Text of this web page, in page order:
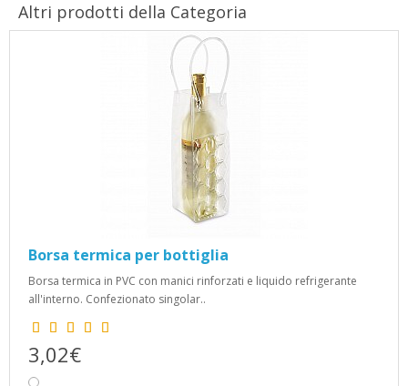
Altri prodotti della Categoria
Borsa termica per bottiglia
Borsa termica in PVC con manici rinforzati e liquido refrigerante
all'interno. Confezionato singolar..
3,02€